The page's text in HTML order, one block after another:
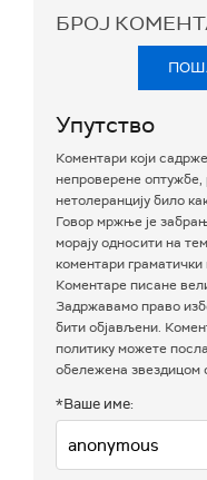
БРОЈ
Упутство
Коментари који
непроверене
нетолеранцију било
Говор мржње је
морају односити на
коментари
Коментаре писане
Задржавамо право
бити објављени.
политику можете
обележена звездицом
*Ваше име: